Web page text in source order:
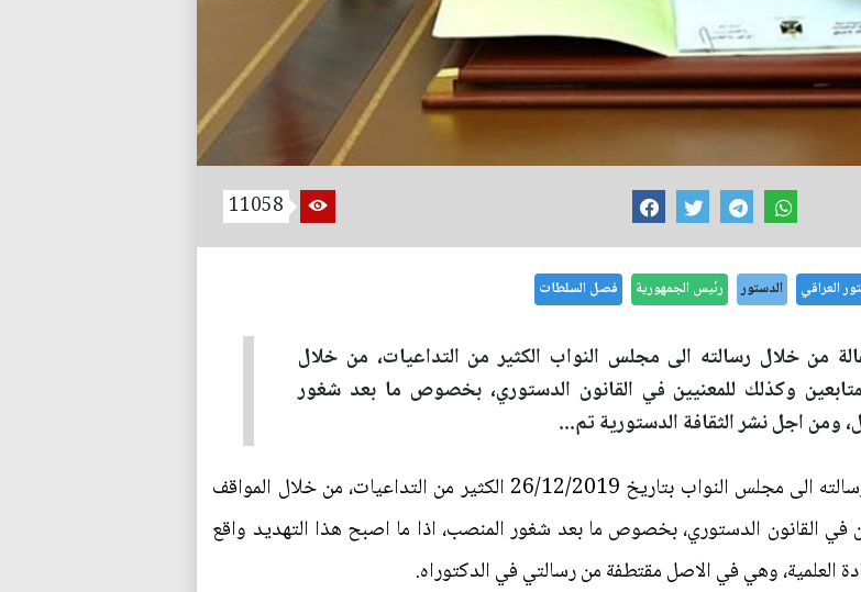
11058
العراقي الدستور رئيس الجمهورية فصل السلطات
من خلال رسالته الى مجلس النواب الكثير من التداعيات، من خلال
وكذلك للمعنيين في القانون الدستوري، بخصوص ما بعد شغور
ومن اجل نشر الثقافة الدستورية تم...
لقد كان لتهديد رئيس الجمهورية بالاستقالة من خلال رسالته الى مجلس النواب بتاريخ 26/12/2019 الكثير من التداعيات، من خلال المواقف
في القانون الدستوري، بخصوص ما بعد شغور المنصب، اذا ما اصبح هذا التهديد واقع
العلمية، وهي في الاصل مقتطفة من رسالتي في الدكتوراه.